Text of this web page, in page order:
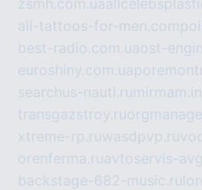
zsmh.com.ua
all-tattoos-for-men.com
best-radio.com.uaost-
euroshiny.com.ua
searchus-nauti.ru
transgazstroy.ru
xtreme-rp.ruwasdpvp.ru
orenferma.ruavtoservis-
backstage-682-music.ru